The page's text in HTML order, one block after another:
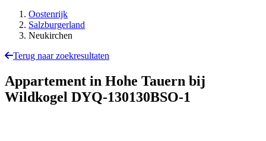
Oostenrijk
Salzburgerland
Neukirchen
Terug naar zoekresultaten
Appartement in Hohe Tauern bij
Wildkogel DYQ-130130BSO-1